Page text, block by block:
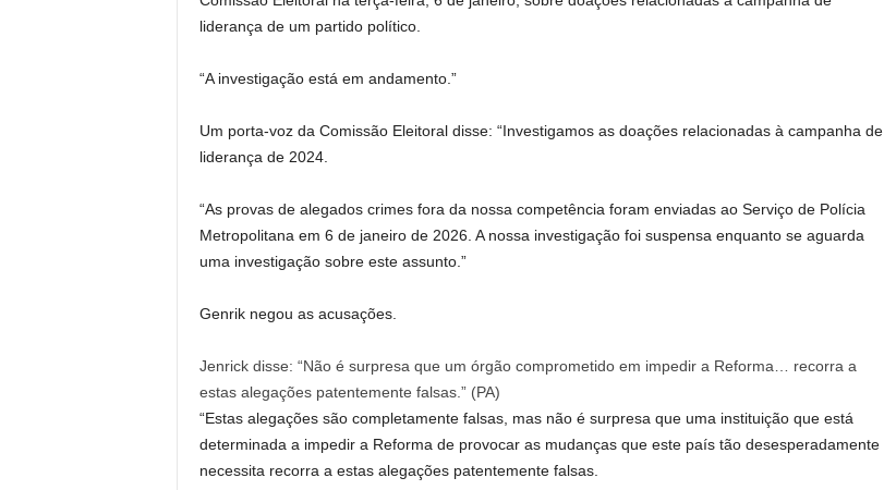
liderança de um partido político.
“A investigação está em andamento.”
Um porta-voz da Comissão Eleitoral disse: “Investigamos as doações relacionadas à campanha de
liderança de 2024.
“As provas de alegados crimes fora da nossa competência foram enviadas ao Serviço de Polícia
Metropolitana em 6 de janeiro de 2026. A nossa investigação foi suspensa enquanto se aguarda
uma investigação sobre este assunto.”
Genrik negou as acusações.
Jenrick disse: “Não é surpresa que um órgão comprometido em impedir a Reforma… recorra a
estas alegações patentemente falsas.” (PA)
“Estas alegações são completamente falsas, mas não é surpresa que uma instituição que está
determinada a impedir a Reforma de provocar as mudanças que este país tão desesperadamente
necessita recorra a estas alegações patentemente falsas.